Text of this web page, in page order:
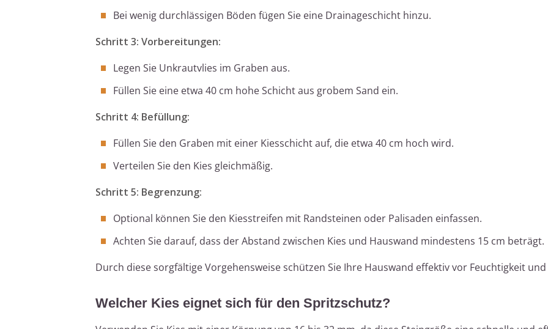
Bei wenig durchlässigen Böden fügen Sie eine Drainageschicht hinzu.
Schritt 3: Vorbereitungen:
Legen Sie Unkrautvlies im Graben aus.
Füllen Sie eine etwa 40 cm hohe Schicht aus grobem Sand ein.
Schritt 4: Befüllung:
Füllen Sie den Graben mit einer Kiesschicht auf, die etwa 40 cm hoch wird.
Verteilen Sie den Kies gleichmäßig.
Schritt 5: Begrenzung:
Optional können Sie den Kiesstreifen mit Randsteinen oder Palisaden einfassen.
Achten Sie darauf, dass der Abstand zwischen Kies und Hauswand mindestens 15 cm beträgt.
Durch diese sorgfältige Vorgehensweise schützen Sie Ihre Hauswand effektiv vor Feuchtigkeit
Welcher Kies eignet sich für den Spritzschutz?